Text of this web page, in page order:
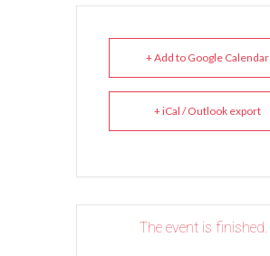
+ Add to Google Calendar
+ iCal / Outlook export
The event is finished.